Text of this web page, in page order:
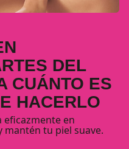
DEL
CUÁNTO ES
HACERLO
eficazmente en
mantén tu piel suave.